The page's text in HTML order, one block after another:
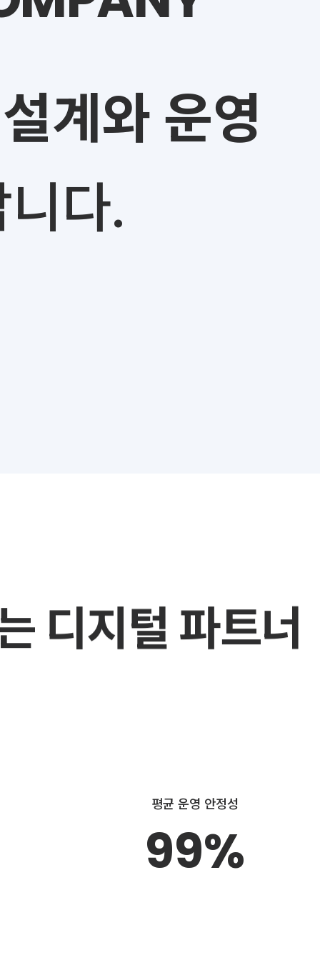
설계와 운영
다.
디지털 파트너
평균 운영 안정성
99%